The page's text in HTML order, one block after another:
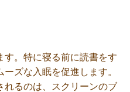
す。特に寝る前に読書をす
ズな入眠を促進します。
れるのは、スクリーンのブ